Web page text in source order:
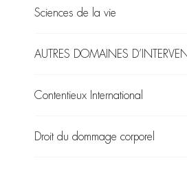
Sciences de la vie
AUTRES DOMAINES
Contentieux International
Droit du dommage corporel